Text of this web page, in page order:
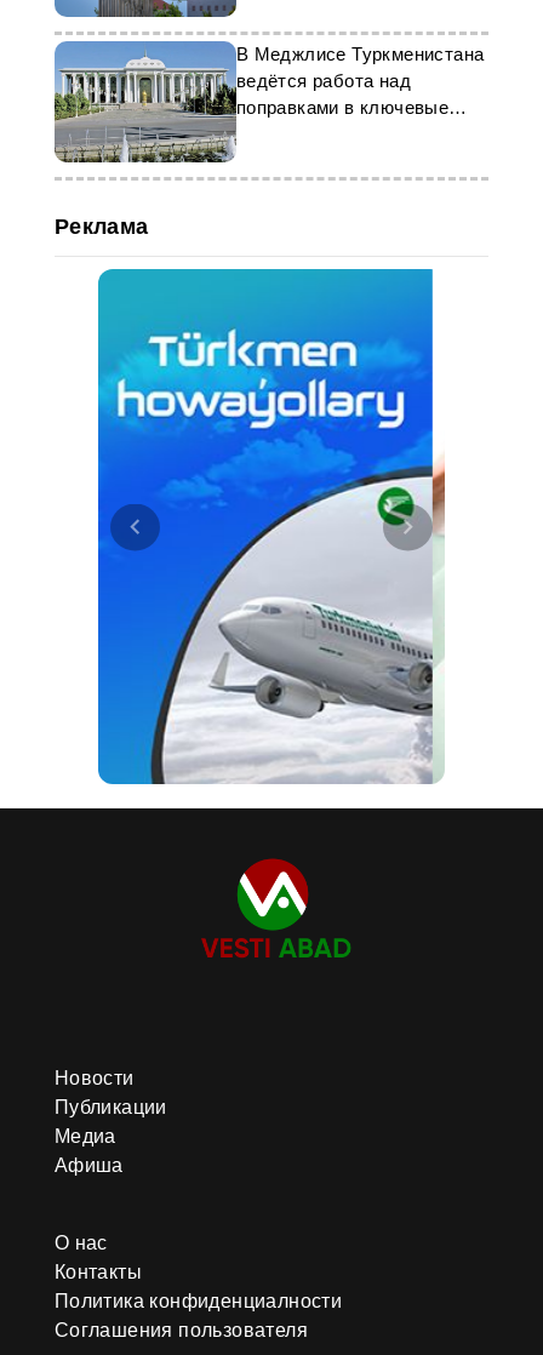
В Меджлисе Туркменистана
ведётся работа над
поправками в ключевые
кодексы страны
Реклама
Новости
Публикации
Медиа
Афиша
О нас
Контакты
Политика конфиденциалности
Соглашения пользователя